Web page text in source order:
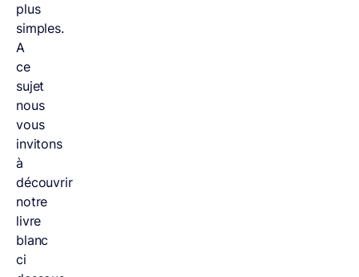
plus
simples.
A
ce
sujet
nous
vous
invitons
à
découvrir
notre
livre
blanc
ci